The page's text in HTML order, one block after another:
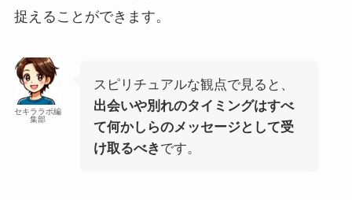
捉えることができます。
セキララボ編
集部
スピリチュアルな観点で見ると、
出会いや別れのタイミングはすべ
て何かしらのメッセージとして受
け取るべき です。